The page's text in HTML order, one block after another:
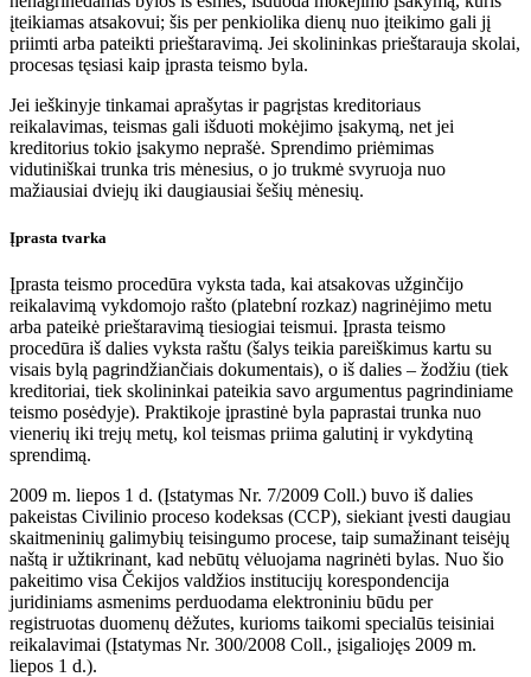
įteikiamas atsakovui; šis per penkiolika dienų nuo įteikimo gali jį
priimti arba pateikti prieštaravimą. Jei skolininkas prieštarauja skolai,
procesas tęsiasi kaip įprasta teismo byla.
Jei ieškinyje tinkamai aprašytas ir pagrįstas kreditoriaus
reikalavimas, teismas gali išduoti mokėjimo įsakymą, net jei
kreditorius tokio įsakymo neprašė. Sprendimo priėmimas
vidutiniškai trunka tris mėnesius, o jo trukmė svyruoja nuo
mažiausiai dviejų iki daugiausiai šešių mėnesių.
Įprasta tvarka
Įprasta teismo procedūra vyksta tada, kai atsakovas užginčijo
reikalavimą vykdomojo rašto (platební rozkaz) nagrinėjimo metu
arba pateikė prieštaravimą tiesiogiai teismui. Įprasta teismo
procedūra iš dalies vyksta raštu (šalys teikia pareiškimus kartu su
visais bylą pagrindžiančiais dokumentais), o iš dalies – žodžiu (tiek
kreditoriai, tiek skolininkai pateikia savo argumentus pagrindiniame
teismo posėdyje). Praktikoje įprastinė byla paprastai trunka nuo
vienerių iki trejų metų, kol teismas priima galutinį ir vykdytiną
sprendimą.
2009 m. liepos 1 d. (Įstatymas Nr. 7/2009 Coll.) buvo iš dalies
pakeistas Civilinio proceso kodeksas (CCP), siekiant įvesti daugiau
skaitmeninių galimybių teisingumo procese, taip sumažinant teisėjų
naštą ir užtikrinant, kad nebūtų vėluojama nagrinėti bylas. Nuo šio
pakeitimo visa Čekijos valdžios institucijų korespondencija
juridiniams asmenims perduodama elektroniniu būdu per
registruotas duomenų dėžutes, kurioms taikomi specialūs teisiniai
reikalavimai (Įstatymas Nr. 300/2008 Coll., įsigaliojęs 2009 m.
liepos 1 d.).